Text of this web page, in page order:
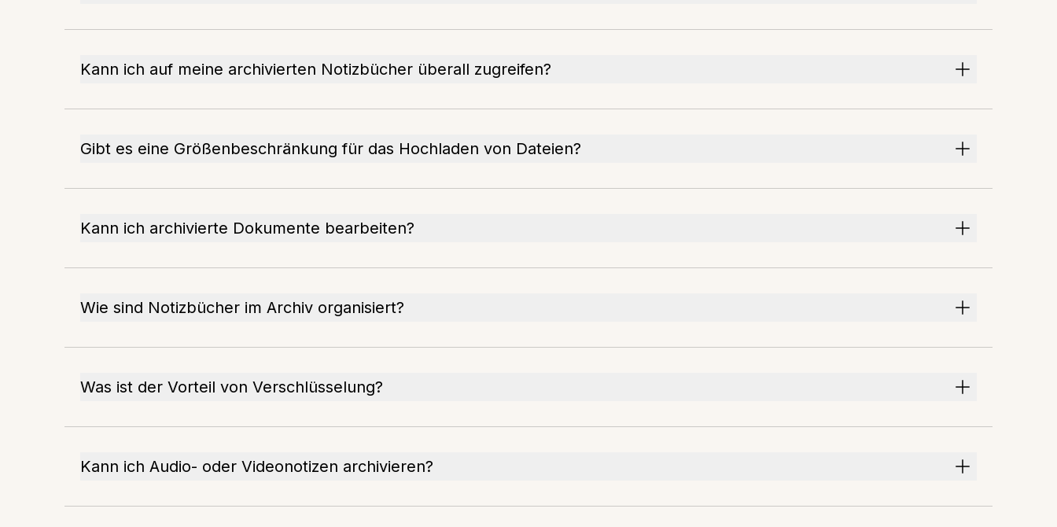
Kann ich auf meine archivierten Notizbücher überall zugreifen?
Gibt es eine Größenbeschränkung für das Hochladen von Dateien?
Kann ich archivierte Dokumente bearbeiten?
Wie sind Notizbücher im Archiv organisiert?
Was ist der Vorteil von Verschlüsselung?
Kann ich Audio- oder Videonotizen archivieren?